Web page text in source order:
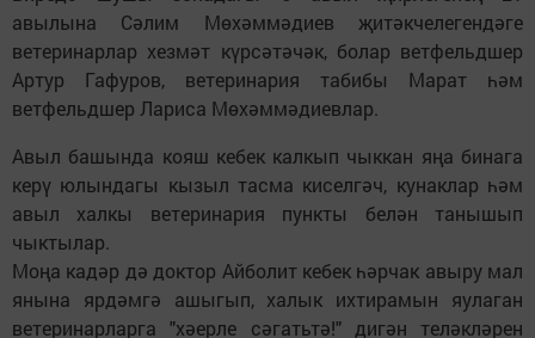
авылына Сәлим Мөхәммәдиев җитәкчелегендәге
ветеринарлар хезмәт күрсәтәчәк, болар ветфельдшер
Артур Гафуров, ветеринария табибы Марат һәм
ветфельдшер Лариса Мөхәммәдиевлар.
Авыл башында кояш кебек калкып чыккан яңа бинага
керү юлындагы кызыл тасма киселгәч, кунаклар һәм
авыл халкы ветеринария пункты белән танышып
чыктылар.
Моңа кадәр дә доктор Айболит кебек һәрчак авыру мал
янына ярдәмгә ашыгып, халык ихтирамын яулаган
ветеринарларга "хәерле сәгатьтә!" дигән теләкләрен